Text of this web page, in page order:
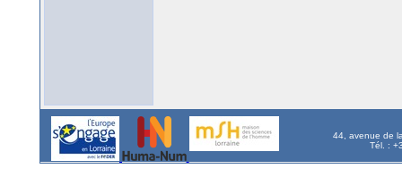
44, avenue de
Tél. :